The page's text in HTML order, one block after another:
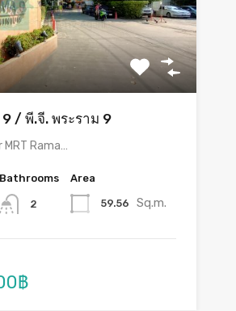
9 / พี.จี. พระราม 9
MRT Rama…
Bathrooms
2
Area
59.56 Sq.m.
฿